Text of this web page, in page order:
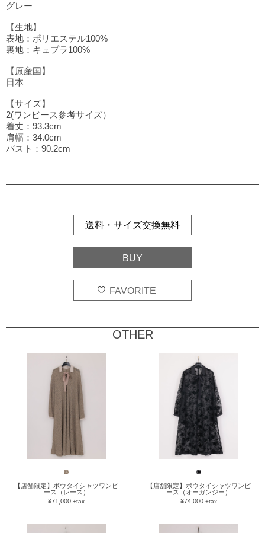
グレー
【生地】
表地：ポリエステル100%
裏地：キュプラ100%
【原産国】
日本
【サイズ】
2(ワンピース参考サイズ）
着丈：93.3cm
肩幅：34.0cm
バスト：90.2cm
送料・サイズ交換無料
OTHER
【店舗限定】ボウタイシャツワンピ
ース（レース）
¥71,000 +tax
【店舗限定】ボウタイシャツワンピ
ース（オーガンジー）
¥74,000 +tax